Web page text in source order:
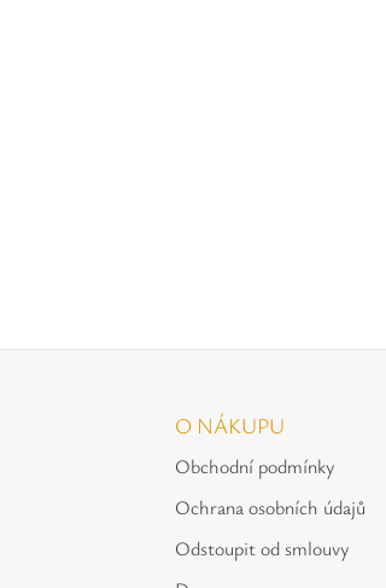
O NÁKUPU
Obchodní podmínky
Ochrana osobních údajů
Odstoupit od smlouvy